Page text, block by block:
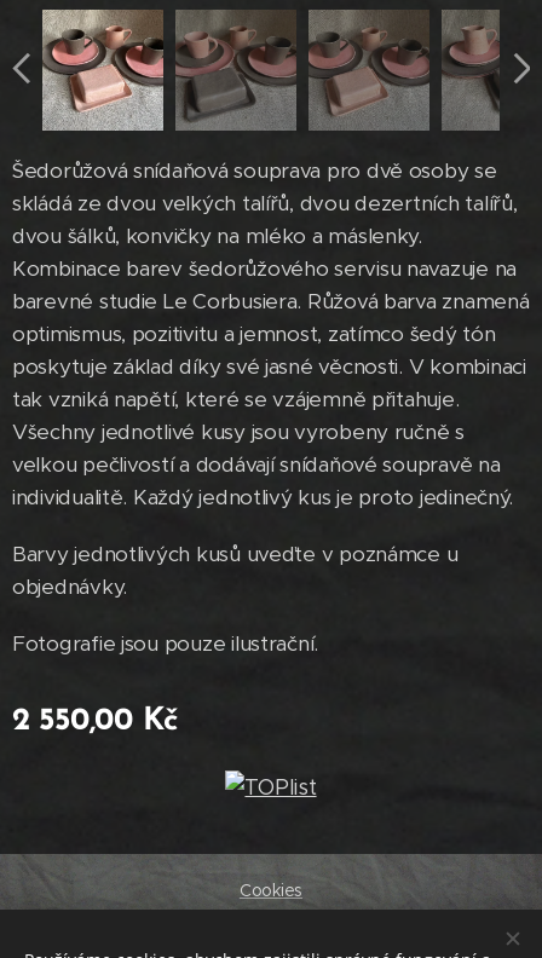
Šedorůžová snídaňová souprava pro dvě osoby se
skládá ze dvou velkých talířů, dvou dezertních talířů,
dvou šálků, konvičky na mléko a máslenky.
Kombinace barev šedorůžového servisu navazuje na
barevné studie Le Corbusiera. Růžová barva znamená
optimismus, pozitivitu a jemnost, zatímco šedý tón
poskytuje základ díky své jasné věcnosti. V kombinaci
tak vzniká napětí, které se vzájemně přitahuje.
Všechny jednotlivé kusy jsou vyrobeny ručně s
velkou pečlivostí a dodávají snídaňové soupravě na
individualitě. Každý jednotlivý kus je proto jedinečný.
Barvy jednotlivých kusů uveďte v poznámce u
objednávky.
Fotografie jsou pouze ilustrační.
2 550,00Kč
Cookies